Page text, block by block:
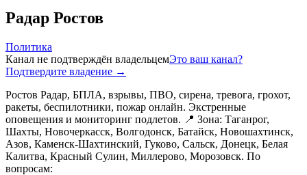
Радар Ростов
Политика
Канал не подтверждён владельцемЭто ваш канал?
Подтвердите владение →
Ростов Радар, БПЛА, взрывы, ПВО, сирена, тревога, грохот,
ракеты, беспилотники, пожар онлайн. Экстренные
оповещения и мониторинг подлетов. 📍 Зона: Таганрог,
Шахты, Новочеркасск, Волгодонск, Батайск, Новошахтинск,
Азов, Каменск-Шахтинский, Гуково, Сальск, Донецк, Белая
Калитва, Красный Сулин, Миллерово, Морозовск. По
вопросам: